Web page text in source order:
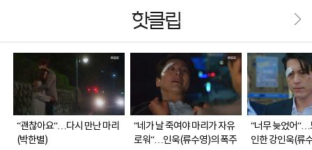
핫클립
“괜찮아요“…다시 만난 마리
(박한별)
“네가 날 죽여야 마리가 자유
로워“…인욱(류수영)의 폭주
“너무 늦었어“…
인한 강인욱(류